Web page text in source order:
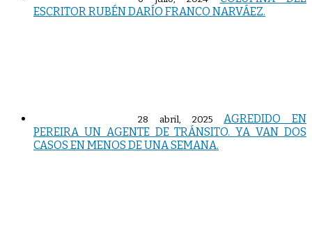
ESCRITOR RUBÉN DARÍO FRANCO NARVÁEZ.
28 abril, 2025
AGREDIDO EN
PEREIRA UN AGENTE DE TRÁNSITO. YA VAN DOS
CASOS EN MENOS DE UNA SEMANA.